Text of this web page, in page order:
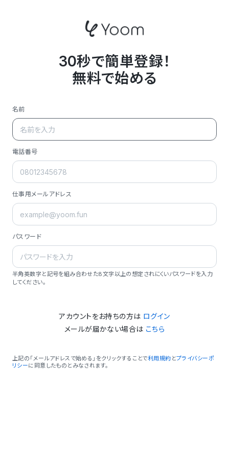
30秒で簡単登録！
無料で始める
名前
電話番号
仕事用メールアドレス
パスワード
半角英数字と記号を組み合わせた8文字以上の想定されにくいパスワードを入力
してください。
アカウントをお持ちの方は ログイン
メールが届かない場合は こちら
上記の「メールアドレスで始める」をクリックすることで利用規約 とプライバシーポ
リシーに同意したものとみなされます。